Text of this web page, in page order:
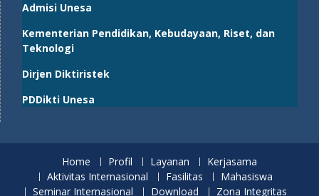
Admisi Unesa
Kementerian Pendidikan, Kebudayaan, Riset, dan
Teknologi
Dirjen Diktiristek
PDDikti Unesa
Home Profil Layanan
Kerjasama
Aktivitas Internasional
Fasilitas
Mahasiswa
Seminar Internasional
Download Zona Integritas